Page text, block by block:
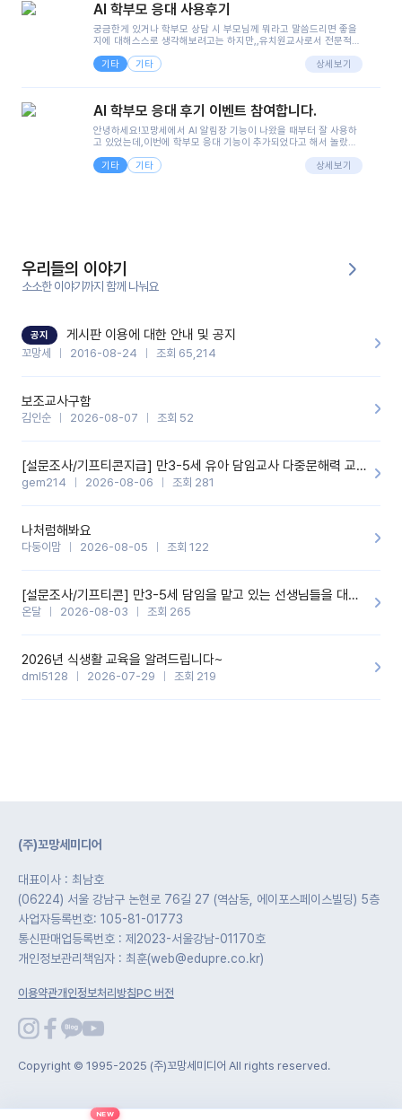
AI 학부모 응대 사용후기
궁금한게 있거나 학부모 상담 시 부모님께 뭐라고 말씀드리면 좋을
지에 대해스스로 생각해보려고는 하지만,,유치원교사로서 전문적인
려니 어려울때가...^^(저만 그런거 아니죠 ㅜㅜ)꼬망봇의 장점은 지
피티나 제미나이는 몇세이고 여자인지 남자인지 등그래도 좀 기본
정보를 제공하면서 물어봐야할 때가 있어그때마다 정보를 입력하는
으셔서 고민이 됐는데ai 학부모 응대를 써볼 수 있어서 좋았어요!앞
면..)그리고 제가 신입 때 이게 있었더라면 ㅜㅜㅜㅜ?응대 팁이 정말
좋은거 같아요지금은 그래도 아이들이 잘 이해 되지만초임 때는 정
말 어려워서 항상다른 선생님들께 도움을 요청했었거든요..ㅠ*일지
쓸 때도 좀 도움이 되는 거 같아요!
기타 기타 상세보기
AI 학부모 응대 후기 이벤트 참여합니다.
안녕하세요!꼬망세에서 AI 알림장 기능이 나왔을 때부터 잘 사용하
고 있었는데,이번에 학부모 응대 기능이 추가되었다고 해서 놀랐습
님 응대에 더 많은 부담을 느끼고 있습니다 ㅠㅠ이번에 제가 원에서
겪은 일과 학부모님께 전달드렸던 내용을 함께 보시고,저와 비슷한
을 많이 하는데,꼬망봇 덕분에 고민하는 시간을 줄이고 학부모님을
안심시킬 수 있었습니다.이 부분은 꼬망봇이 추가로 알려준 응대 tip
입니다.학부모님께 전화를 드리기 전에, 내용을 숙지하여 좀 더 전문
성 있는 교사가 되어 대화를 나눌 수 있었습니다.꼬망세 AI학부모 응
기능을 개발해 주셔서 감사합니다.
기타 기타 상세보기
우리들의 이야기
소소한 이야기까지 함께 나눠요
공지 게시판 이용에 대한 안내 및 공지
꼬망세 2016-08-24 조회 65,214
보조교사구함
김인순 2026-08-07 조회 52
[설문조사/기프티콘지급] 만3-5세 유아 담임교사 다중문해력 교육 증진을 위한 설문조사
gem214 2026-08-06 조회 281
나처럼해봐요
다둥이맘 2026-08-05 조회 122
[설문조사/기프티콘] 만3-5세 담임을 맡고 있는 선생님들을 대상으로 설문조사를 합니다!
온달 2026-08-03 조회 265
2026년 식생활 교육을 알려드립니다~
dml5128 2026-07-29 조회 219
(주)꼬망세미디어
대표이사 : 최남호
(06224) 서울 강남구 논현로 76길 27 (역삼동, 에이포스페이스빌딩) 5층
사업자등록번호: 105-81-01773
통신판매업등록번호 : 제2023-서울강남-01170호
개인정보관리책임자 : 최훈(web@edupre.co.kr)
이용약관개인정보처리방침PC 버전
Copyright © 1995-2025 (주)꼬망세미디어 All rights reserved.
NEW